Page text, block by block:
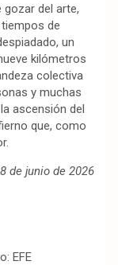
gozar del arte,
de
un
kilómetros
colectiva
y muchas
ascensión del
que, como
de junio de 2026
EFE